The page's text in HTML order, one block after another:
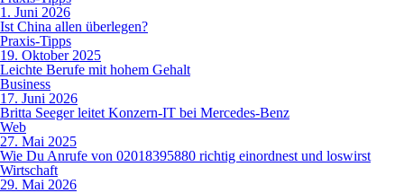
1. Juni 2026
Ist China allen überlegen?
Praxis-Tipps
19. Oktober 2025
Leichte Berufe mit hohem Gehalt
Business
17. Juni 2026
Britta Seeger leitet Konzern-IT bei Mercedes-Benz
Web
27. Mai 2025
Wie Du Anrufe von 02018395880 richtig einordnest und loswirst
Wirtschaft
29. Mai 2026